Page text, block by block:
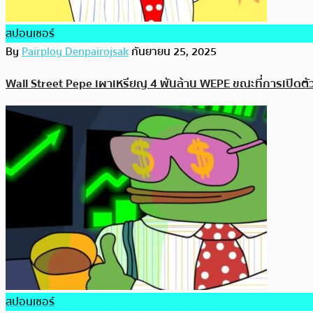
สปอนเซอร์
ByPairploy Denpairojsakกันยายน 25, 2025
Wall Street Pepe เผาเหรียญ 4 พันล้าน WEPE ขณะที่การเปิดตั
สปอนเซอร์